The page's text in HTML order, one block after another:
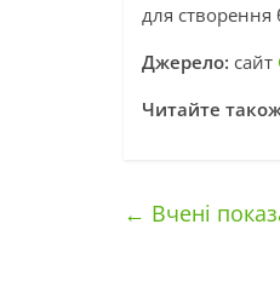
для створення
Джерело: сайт
Читайте
← Вчені